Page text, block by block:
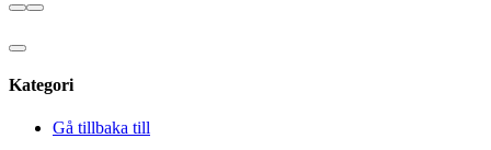
Kategori
Gå tillbaka till